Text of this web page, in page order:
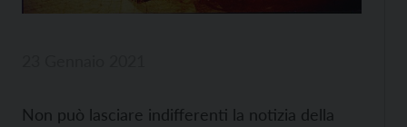
Non può lasciare indifferenti la notizia della